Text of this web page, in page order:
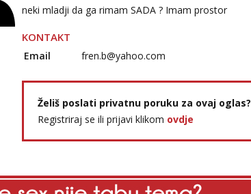
neki mladji da ga rimam SADA ? Imam prostor
KONTAKT
Email fren.b@yahoo.com
Želiš poslati privatnu poruku za ovaj oglas?
Registriraj se ili prijavi klikom ovdje